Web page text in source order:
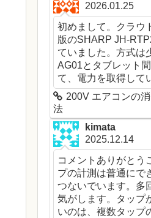
2026.01.25
初めまして。クラウ
版のSHARP JH-
ていました。方式は
AG01とタブレット
て、電力を取得して
200V エアコンの
法
kimata
2025.12.14
コメントありがとう
プの計測は普通にで
つないでいます。多
気がします。タップ
いのは、複数タップ